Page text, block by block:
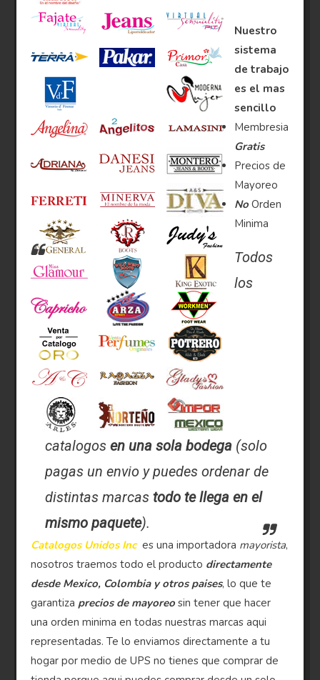
Nuestro
sistema
de trabajo
es el mas
sencillo
Membresia
Gratis
Precios de
Mayoreo
No Orden
Minima
Todos
los
catalogosen una sola bodega (solo
pagas un envio y puedes ordenar de
distintas marcas todo te llega en el
mismo paquete).
Catalogos Unidos Inc es una importadora mayorista,
nosotros traemos todo el producto directamente
desde Mexico, Colombia y otros paises, lo que te
garantiza precios de mayoreo sin tener que hacer
una orden minima en todas nuestras marcas aqui
representadas. Te lo enviamos directamente a tu
hogar por medio de UPS no tienes que comprar de